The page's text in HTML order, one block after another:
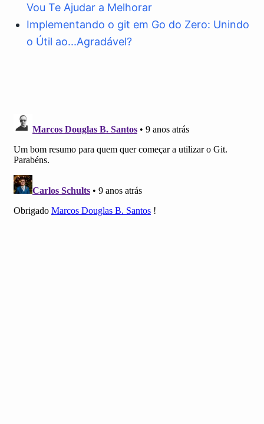
Vou Te Ajudar a Melhorar
Implementando o git em Go do Zero: Unindo
o Útil ao...Agradável?